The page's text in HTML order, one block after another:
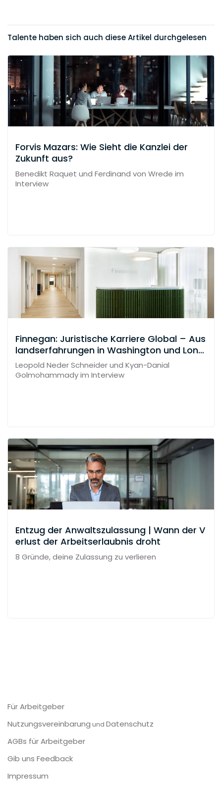
Talente haben sich auch diese Artikel durchgelesen
Forvis Mazars: Wie Sieht die Kanzlei der
Zukunft aus?
Benedikt Raquet und Ferdinand von Wrede im
Interview
Finnegan: Juristische Karriere Global – Aus
landserfahrungen in Washington und Lond
on
Leopold Neder Schneider und Kyan-Danial
Golmohammady im Interview
Entzug der Anwaltszulassung | Wann der V
erlust der Arbeitserlaubnis droht
8 Gründe, deine Zulassung zu verlieren
Für Arbeitgeber
Nutzungsvereinbarung und Datenschutz
AGBs für Arbeitgeber
Gib uns Feedback
Impressum